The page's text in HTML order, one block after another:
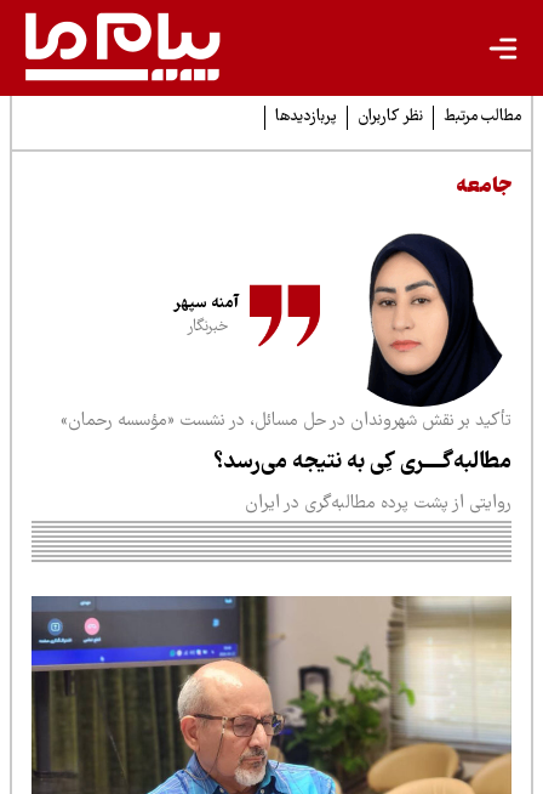
مرتبط نظر کاربران پربازدیدها
آمنه سپهر
خبرنگار
بر نقش شهروندان در حل مسائل، در نشست «مؤسسه رحمان»
کِی به نتیجه می‌رسد؟
از پشت پرده مطالبه‌گری در ایران